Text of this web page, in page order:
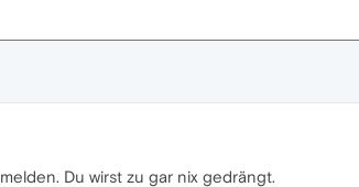
Du wirst zu gar nix gedrängt.